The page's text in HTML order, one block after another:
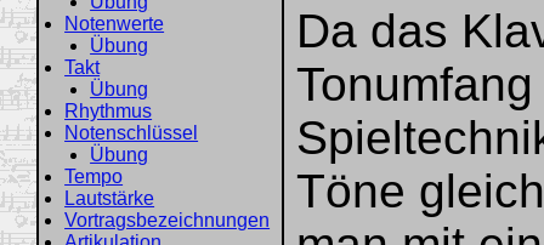
Notenwerte
Übung
Takt
Übung
Rhythmus
Notenschlüssel
Übung
Tempo
Lautstärke
Vortragsbezeichnungen
Da das
Töne